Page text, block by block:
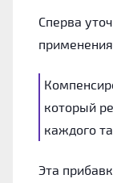
Сперва
применения.
который
каждого
Эта